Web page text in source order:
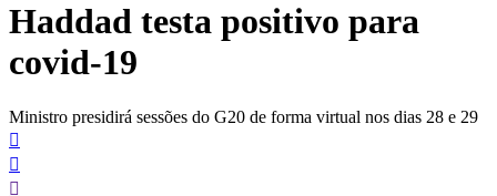
conteúdo
Haddad testa positivo para
covid-19
Ministro presidirá sessões do G20 de forma virtual nos dias 28 e 29